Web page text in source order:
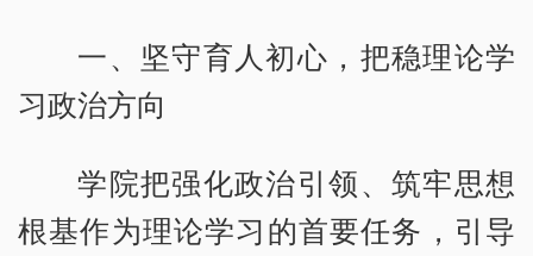
一、坚守育人初心，把稳理论学
习政治方向
学院把强化政治引领、筑牢思想
根基作为理论学习的首要任务，引导